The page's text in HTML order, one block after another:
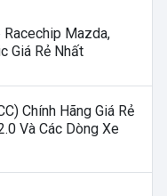
Mazda,
Giá Rẻ Nhất
Chính Hãng Giá Rẻ
Và Các Dòng Xe